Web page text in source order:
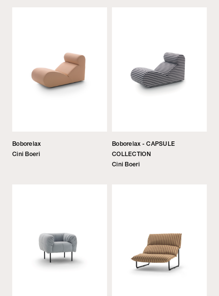
Boborelax
Cini Boeri
Boborelax - CAPSULE
COLLECTION
Cini Boeri